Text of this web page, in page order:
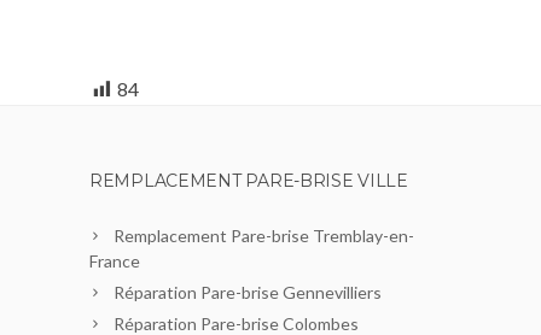
84
REMPLACEMENT PARE-BRISE VILLE
Remplacement Pare-brise Tremblay-en-
France
Réparation Pare-brise Gennevilliers
Réparation Pare-brise Colombes